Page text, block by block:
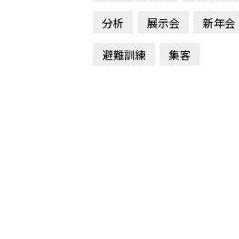
分析 展示会 新年会
避難訓練 集客